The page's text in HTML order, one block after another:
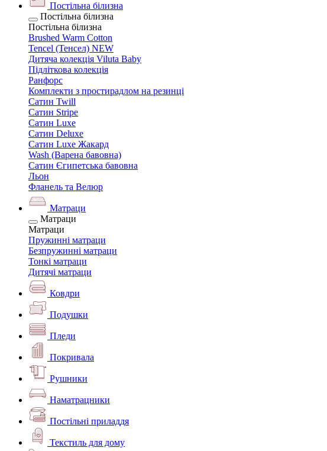
Постільна білизна
Постільна білизна
Постільна білизна
Brushed Warm Cotton
Tencel (Тенсел) NEW
Дитяча колекція Viluta Baby
Підліткова колекція
Ранфорс
Комплекти з простирадлом на резинці
Сатин Twill
Сатин Stripe
Сатин Luxe
Сатин Deluxe
Сатин Luxe Жакард
Wash (Варена бавовна)
Сатин Єгипетська бавовна
Льон
Фланель та Велюр
Матраци
Матраци
Матраци
Пружинні матраци
Безпружинні матраци
Тонкі матраци
Дитячі матраци
Ковдри
Подушки
Пледи
Покривала
Рушники
Наматрацники
Постільні приладдя
Текстиль для дому